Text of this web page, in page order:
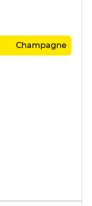
Champagne